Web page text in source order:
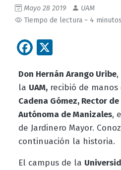
Mayo 28 2019
UAM
Tiempo de lectura ~ 4 minutos
Facebook
Don Hernán Arango Uribe,
la UAM,recibió de manos
Cadena Gómez, Rector
Autónoma de Manizales,
de Jardinero Mayor.
continuación la historia.
El campus de la